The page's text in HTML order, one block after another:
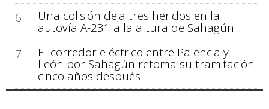
6
Una colisión deja tres heridos en la
autovía A-231 a la altura de Sahagún
7
El corredor eléctrico entre Palencia y
León por Sahagún retoma su tramitación
cinco años después